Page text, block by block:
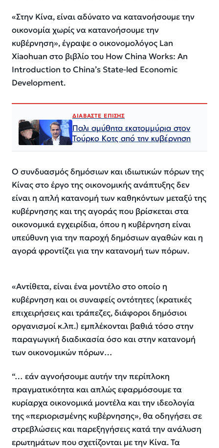
«Στην Κίνα, είναι αδύνατο να κατανοήσουμε την
οικονομία χωρίς να κατανοήσουμε την
κυβέρνηση», έγραψε ο οικονομολόγος Lan
Xiaohuan στο βιβλίο του How China Works: An
Introduction to China’s State-led Economic
Development.
ΔΙΑΒΑΣΤΕ ΕΠΙΣΗΣ
Παλι αμύθητα εκατομμύρια στον
Τούρκο Κοτς από την κυβέρνηση
Ο συνδυασμός δημόσιων και ιδιωτικών πόρων της
Κίνας στο έργο της οικονομικής ανάπτυξης δεν
είναι η απλή κατανομή των καθηκόντων μεταξύ της
κυβέρνησης και της αγοράς που βρίσκεται στα
οικονομικά εγχειρίδια, όπου η κυβέρνηση είναι
υπεύθυνη για την παροχή δημόσιων αγαθών και η
αγορά φροντίζει για την κατανομή των πόρων.
«Αντίθετα, είναι ένα μοντέλο στο οποίο η
κυβέρνηση και οι συναφείς οντότητες (κρατικές
επιχειρήσεις και τράπεζες, διάφοροι δημόσιοι
οργανισμοί κ.λπ.) εμπλέκονται βαθιά τόσο στην
παραγωγική διαδικασία όσο και στην κατανομή
των οικονομικών πόρων…
“… εάν αγνοήσουμε αυτήν την περίπλοκη
πραγματικότητα και απλώς εφαρμόσουμε τα
κυρίαρχα οικονομικά μοντέλα και την ιδεολογία
της «περιορισμένης κυβέρνησης», θα οδηγήσει σε
στρεβλώσεις και παρεξηγήσεις κατά την ανάλυση
ερωτημάτων που σχετίζονται με την Κίνα. Τα